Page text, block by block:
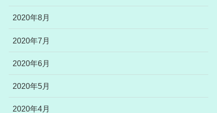
2020年8月
2020年7月
2020年6月
2020年5月
2020年4月